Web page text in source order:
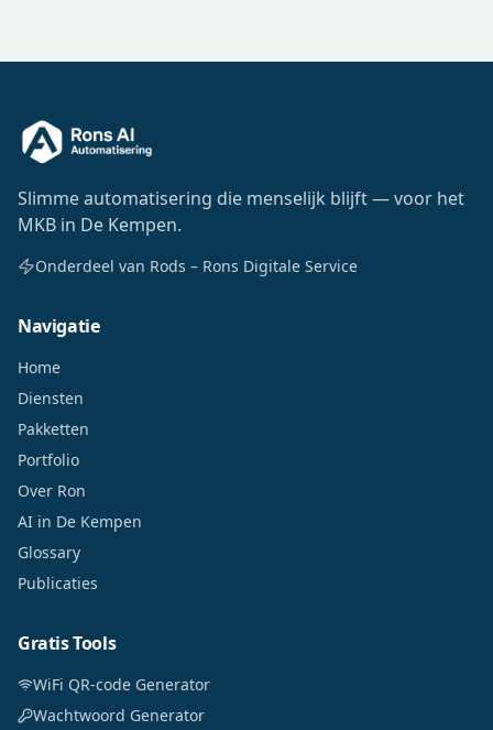
Slimme automatisering die menselijk blijft — voor het
MKB in De Kempen.
Onderdeel van Rods – Rons Digitale Service
Navigatie
Home
Diensten
Pakketten
Portfolio
Over Ron
AI in De Kempen
Glossary
Publicaties
Gratis Tools
WiFi QR-code Generator
Wachtwoord Generator